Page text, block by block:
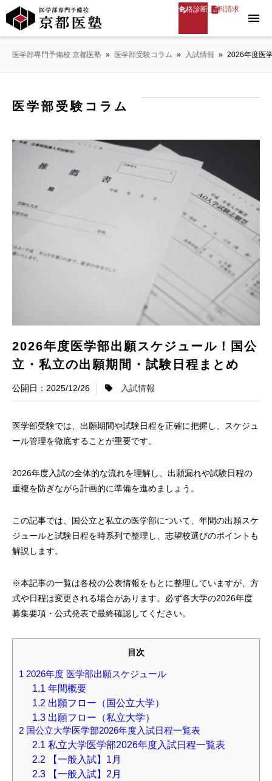
合格診断 資料請求
menu
医学部専門予備校 京都医塾 » 医学部受験コラム » 入試情報 » 2026年度医
医学部受験コラム
2026年度医学部出願スケジュール！国公
立・私立の出願期間・試験日程まとめ
2025/12/26 入試情報
医学部受験では、出願期間や試験日程を正確に把握し、スケジュ
ール管理を徹底することが重要です。
2026年度入試の全体的な流れを理解し、出願漏れや試験日程の
重複を防ぎながら計画的に準備を進めましょう。
この記事では、国公立と私立の医学部について、年間の出願スケ
ジュールと試験日程を時系列で整理し、志望校選びのポイントも
解説します。
※本記事の一覧は各校の公表情報をもとに整理していますが、方
式や日程は変更される場合があります。必ず各大学の2026年度
募集要項・公式発表で最終確認してください。
目次
1 2026年度 医学部出願スケジュール
1.1 年間概要
1.2 出願フロー（国公立大学）
1.3出願フロー（私立大学）
2 国公立大学医学部2026年度入試日程一覧表
2.1 私立大学医学部2026年度入試日程一覧表
2.2 【一般入試】1月
2.3【一般入試】2月